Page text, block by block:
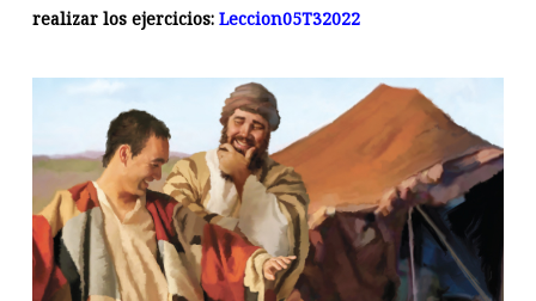
realizar los ejercicios: Leccion05T32022